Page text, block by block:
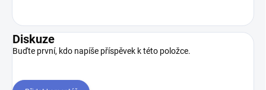
Diskuze
Buďte první, kdo napíše příspěvek k této položce.